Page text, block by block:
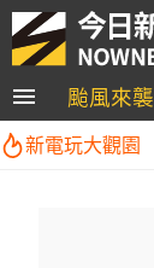
颱風來襲
新電玩大觀園